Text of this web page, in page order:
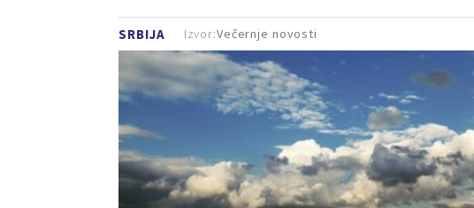
SRBIJA Izvor:Večernje novosti